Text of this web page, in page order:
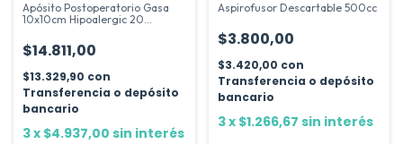
Apósito Postoperatorio Gasa
10x10cm Hipoalergic 20
$14.811,00
$13.329,90 con
Transferencia o depósito
bancario
3x $4.937,00 sin interés
Aspirofusor Descartable 500cc
$3.800,00
$3.420,00 con
Transferencia o depósito
bancario
3x $1.266,67 sin interés